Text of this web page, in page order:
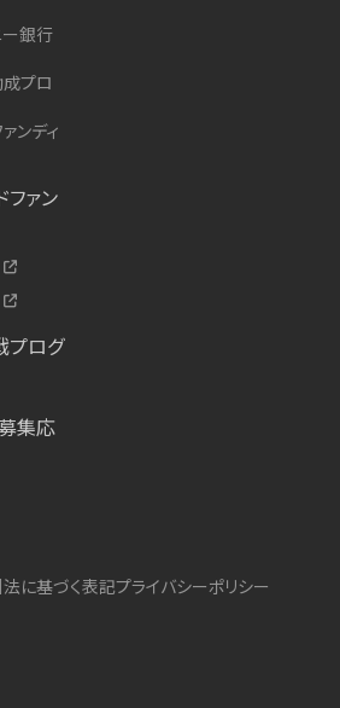
銀行
プロ
ンディ
ァン
プログ
集応
に基づく表記プライバシーポリシー